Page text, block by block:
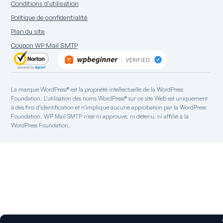
Intégration Mailgun
Intégration Microsoft 365
Intégration Outlook.com
Intégration Postmark
Intégration Sendgrid
Intégration Zoho Mail
Intégration Mandrill
Renvoyer l'intégration
Hébergement WordPress
Conditions d'utilisation
Politique de confidentialité
Plan du site
Coupon WP Mail SMTP
La marque WordPress® est la propriété intellectuelle de la WordPress
Foundation. L'utilisation des noms WordPress® sur ce site Web est uniquement
à des fins d'identification et n'implique aucune approbation par la WordPress
Foundation. WP Mail SMTP n'est ni approuvé, ni détenu, ni affilié à la
WordPress Foundation.